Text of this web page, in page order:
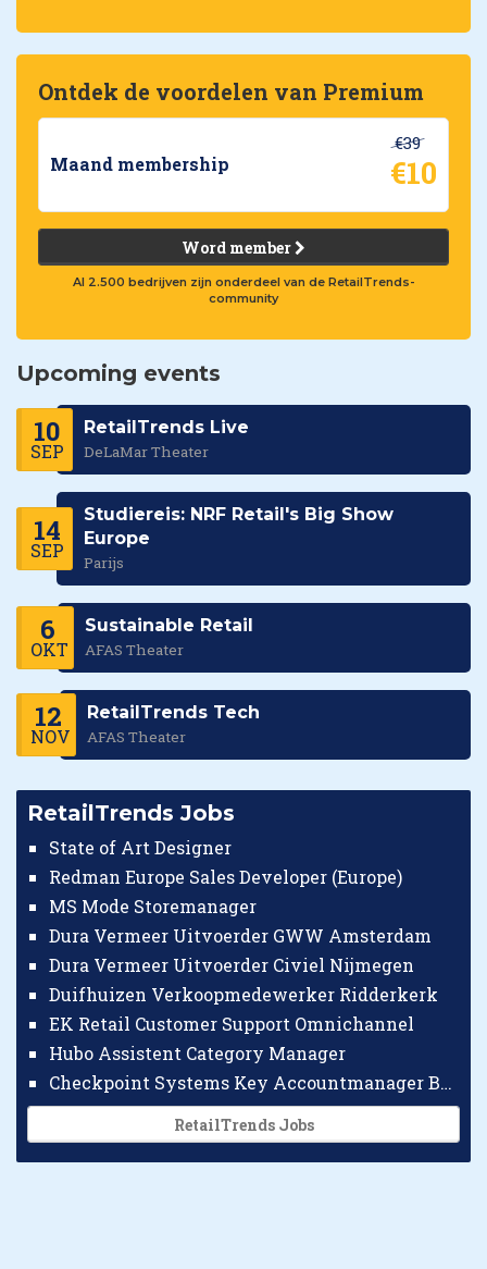
Ontdek de voordelen van Premium
Maand membership
€39
€10
Word member
Al 2.500 bedrijven zijn onderdeel van de RetailTrends-
community
Upcoming events
10
SEP
RetailTrends Live
DeLaMar Theater
14
SEP
Studiereis: NRF Retail's Big Show
Europe
Parijs
6
OKT
Sustainable Retail
AFAS Theater
12
NOV
RetailTrends Tech
AFAS Theater
RetailTrends Jobs
State of Art Designer
Redman Europe Sales Developer (Europe)
MS Mode Storemanager
Dura Vermeer Uitvoerder GWW Amsterdam
Dura Vermeer Uitvoerder Civiel Nijmegen
Duifhuizen Verkoopmedewerker Ridderkerk
EK Retail Customer Support Omnichannel
Hubo Assistent Category Manager
Checkpoint Systems Key Accountmanager Benelux
RetailTrends Jobs